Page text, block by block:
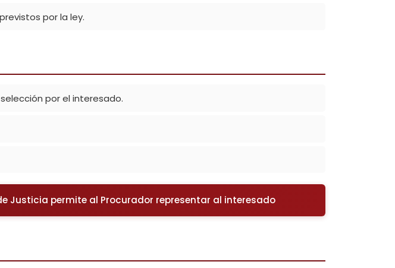
por la ley.
por el interesado.
Justicia permite al Procurador representar al interesado